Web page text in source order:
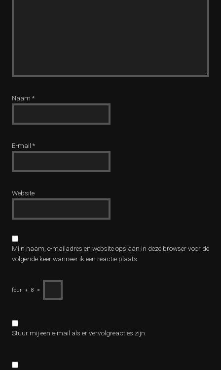
Naam *
E-mail *
Website
Mijn naam, e-mailadres en website opslaan in deze browser voor de
volgende keer wanneer ik een reactie plaats.
four + 8 =
Stuur mij een e-mail als er vervolgreacties zijn.